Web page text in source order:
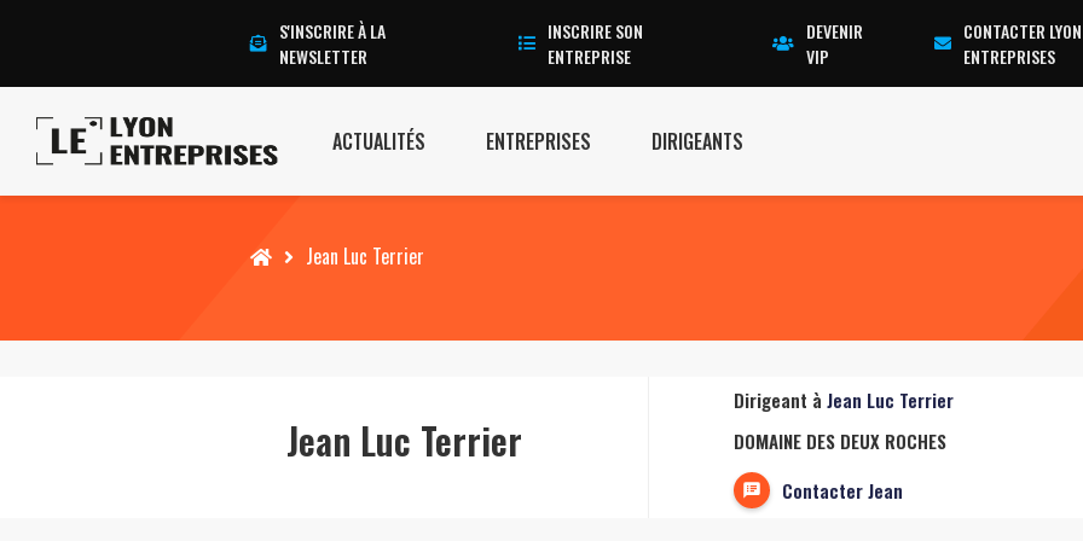
S'INSCRIRE À LA
NEWSLETTER
INSCRIRE SON
ENTREPRISE
DEVENIR
VIP
CONTACTER LYON
ENTREPRISES
ACTUALITÉS ENTREPRISES DIRIGEANTS
Accueil Jean Luc Terrier
Jean Luc Terrier
Dirigeant à Jean Luc Terrier
DOMAINE DES DEUX ROCHES
Contacter Jean